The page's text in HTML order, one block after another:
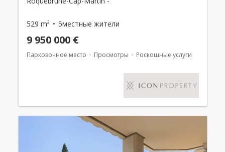
529 m² 5местные жители
9 950 000 €
Парковочное место Просмотры Роскошные услуги